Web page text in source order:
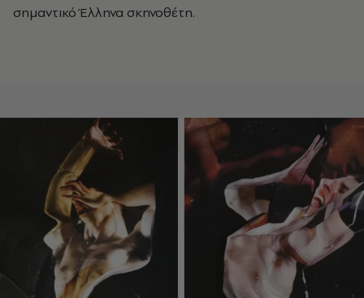
σημαντικό Έλληνα σκηνοθέτη.